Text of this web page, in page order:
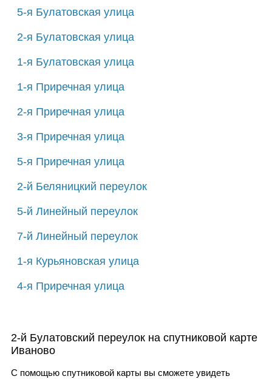
5-я Булатовская улица
2-я Булатовская улица
1-я Булатовская улица
1-я Приречная улица
2-я Приречная улица
3-я Приречная улица
5-я Приречная улица
2-й Беляницкий переулок
5-й Линейный переулок
7-й Линейный переулок
1-я Курьяновская улица
4-я Приречная улица
2-й Булатовский переулок на спутниковой карте
Иваново
С помощью спутниковой карты вы сможете увидеть